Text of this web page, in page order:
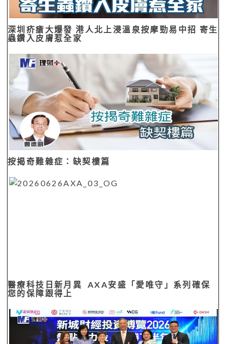
深圳疥瘡大爆發 港人北上浸溫泉按摩勁易中招 寄生
蟲鑽入皮膚惹全家
按揭奇難雜症：缺契樓篇
醫療科技日新月異 AXA安盛「愛唯守」系列確保
您的保障跟得上